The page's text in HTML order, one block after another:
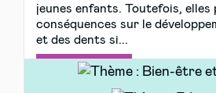
jeunes enfants. Toutefois, elles
conséquences sur le
et des dents si...
Lire la suite